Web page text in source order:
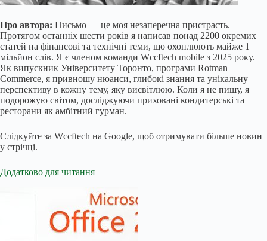
Про автора: Письмо — це моя незаперечна пристрасть.
Протягом останніх шести років я написав понад 2200 окремих
статей на фінансові та технічні теми, що охоплюють майже 1
мільйон слів. Я є членом команди Wccftech mobile з 2025 року.
Як випускник Університету Торонто, програми Rotman
Commerce, я привношу нюанси, глибокі знання та унікальну
перспективу в кожну тему, яку висвітлюю. Коли я не пишу, я
подорожую світом, досліджуючи приховані кондитерські та
ресторани як амбітний гурман.
Слідкуйте за Wccftech на Google, щоб отримувати більше новин
у стрічці.
Додатково для читання